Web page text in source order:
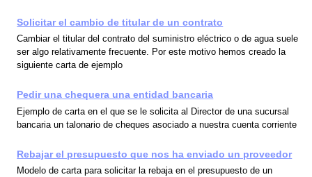
Solicitar el cambio de titular de un contrato
Cambiar el titular del contrato del suministro eléctrico o de agua suele
ser algo relativamente frecuente. Por este motivo hemos creado la
siguiente carta de ejemplo
Pedir una chequera una entidad bancaria
Ejemplo de carta en el que se le solicita al Director de una sucursal
bancaria un talonario de cheques asociado a nuestra cuenta corriente
Rebajar el presupuesto que nos ha enviado un proveedor
Modelo de carta para solicitar la rebaja en el presupuesto de un